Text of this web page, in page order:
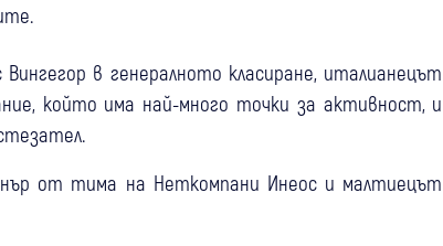
в генералното класиране, италианецът
който има най-много точки за активност, и
от тима на Неткомпани Инеос и малтиецът